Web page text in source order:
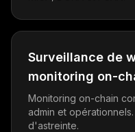
Surveillance de
monitoring on-
Monitoring on-chain
admin et
d'astreinte.